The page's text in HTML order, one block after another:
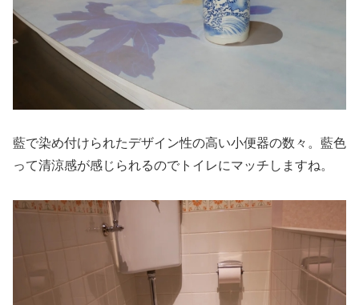
藍で染め付けられたデザイン性の高い小便器の数々。藍色
って清涼感が感じられるのでトイレにマッチしますね。